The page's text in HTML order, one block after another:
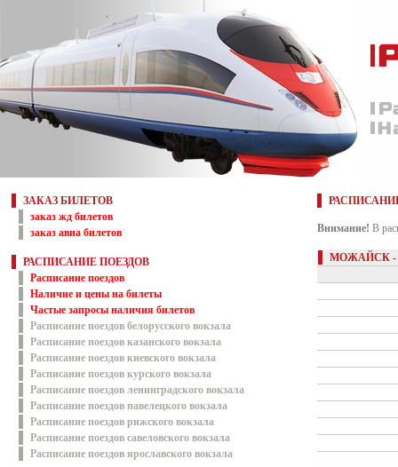
ЗАКАЗ БИЛЕТОВ
заказ жд билетов
заказ авиа билетов
РАСПИСАНИЕ ПОЕЗДОВ
Расписание поездов
Наличие и цены на билеты
Частые запросы наличия билетов
Расписание поездов белорусского вокзала
Расписание поездов казанского вокзала
Расписание поездов киевского вокзала
Расписание поездов курского вокзала
Расписание поездов ленинградского вокзала
Расписание поездов павелецкого вокзала
Расписание поездов рижского вокзала
Расписание поездов савеловского вокзала
Расписание поездов ярославского вокзала
Внимание! В
МОЖАЙСК -